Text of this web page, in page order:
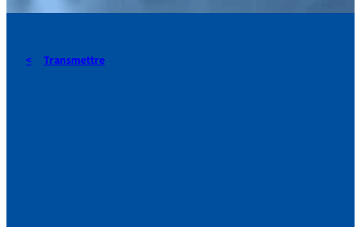
Transmettre